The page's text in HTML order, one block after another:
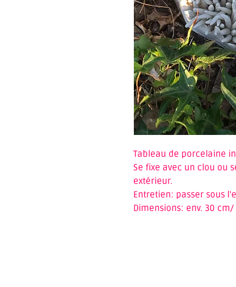
Tableau de porcelaine
Se fixe avec un clou ou
extérieur.
Entretien: passer sous
Dimensions: env. 30 cm/